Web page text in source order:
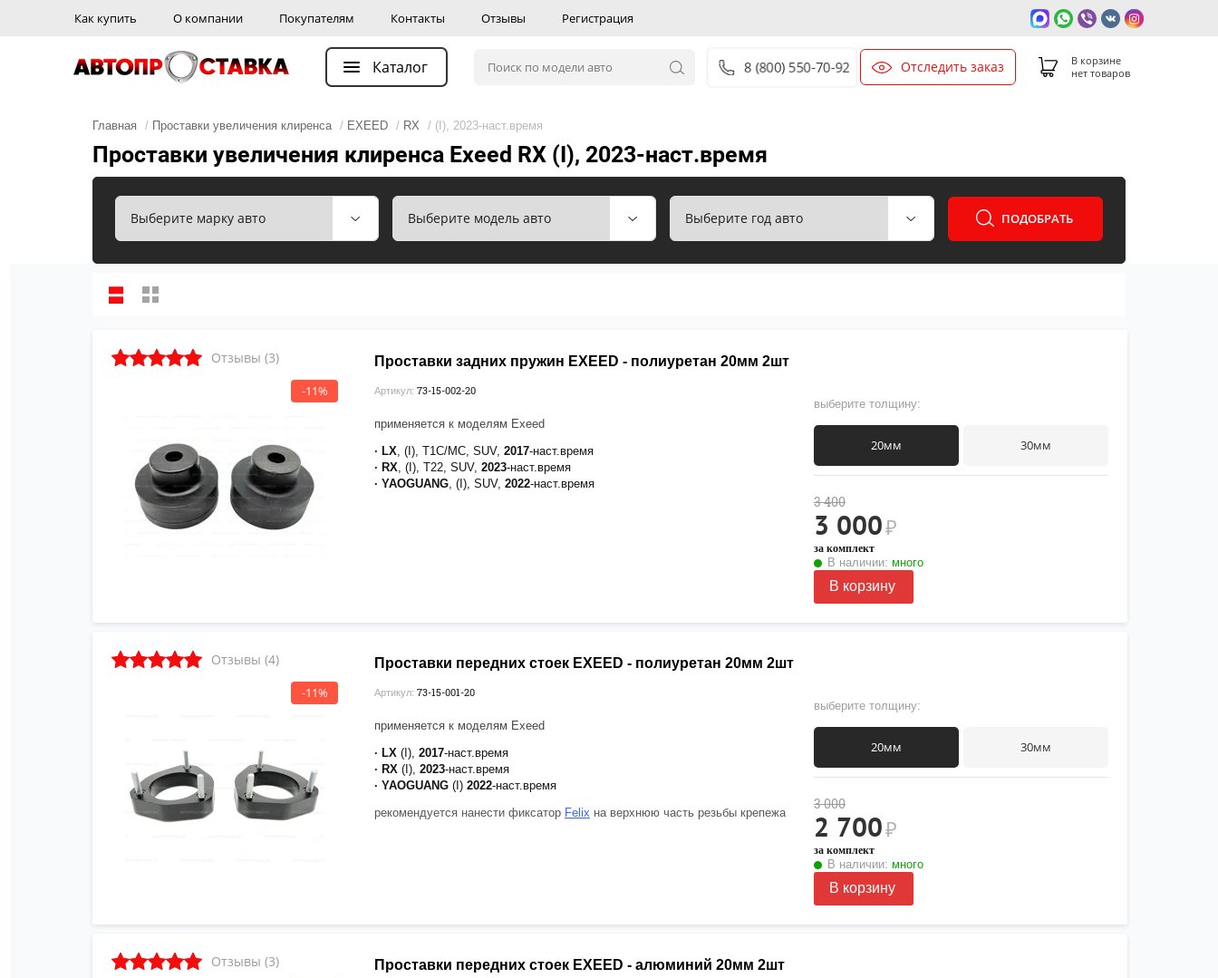
Как купить О компании Покупателям Контакты Отзывы Регистрация
Каталог 8 (800) 550-70-92 Отследить заказ
В корзине
нет товаров
Главная / Проставки увеличения клиренса / EXEED / RX / (I), 2023-наст.время
Проставки увеличения клиренса Exeed RX (I), 2023-наст.время
ПОДОБРАТЬ
Отзывы (3)
-11%
Проставки задних пружин EXEED - полиуретан 20мм 2шт
Артикул: 73-15-002-20
применяется к моделям Exeed
· LX , (I), T1C/MC, SUV, 2017-наст.время
· RX , (I), T22, SUV, 2023-наст.время
· YAOGUANG , (I), SUV, 2022-наст.время
выберите толщину:
20мм 30мм
3 400
3 000₽
за комплект
В наличии: много
В корзину
Отзывы (4)
-11%
Проставки передних стоек EXEED - полиуретан 20мм 2шт
Артикул: 73-15-001-20
применяется к моделям Exeed
· LX (I), 2017-наст.время
· RX (I), 2023-наст.время
· YAOGUANG (I) 2022-наст.время
рекомендуется нанести фиксатор Felix на верхнюю часть резьбы крепежа
выберите толщину:
20мм 30мм
3 000
2 700₽
за комплект
В наличии: много
В корзину
Отзывы (3) Проставки передних стоек EXEED - алюминий 20мм 2шт